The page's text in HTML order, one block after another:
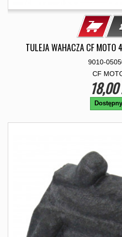
TULEJA WAHACZA CF
9010-
CF
18,00
Dostępny